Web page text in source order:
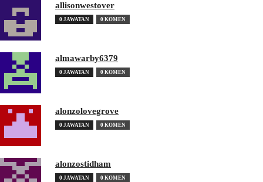
allisonwestover
0 JAWATAN 0 KOMEN
almawarby6379
0 JAWATAN 0 KOMEN
alonzolovegrove
0 JAWATAN 0 KOMEN
alonzostidham
0 JAWATAN 0 KOMEN